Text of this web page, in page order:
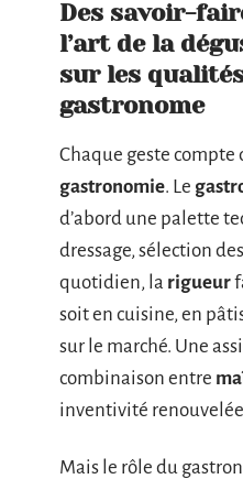
Des savoir-
l’art de la
sur les
gastronome
Chaque geste compte
gastronomie. Le
d’abord une palette
dressage, sélection
quotidien, la rigueur
soit en cuisine, en
sur le marché. Une
combinaison entre
inventivité
Mais le rôle du